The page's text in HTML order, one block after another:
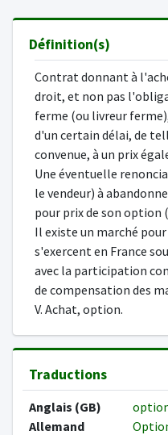
Définition(s)
Contrat donnant à
droit, et non pas
ferme (ou livreur
d'un certain délai, de
convenue, à un prix
Une éventuelle
le vendeur) à
pour prix de son option
Il existe un marché
s'exercent en France
avec la participation
de compensation des
V. Achat, option.
Traductions
Anglais (GB)
Allemand